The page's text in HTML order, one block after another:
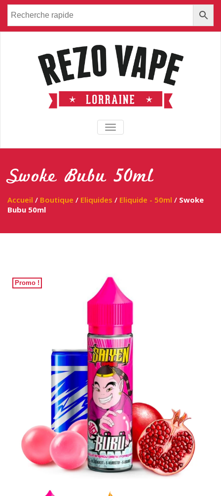
TOGGLE NAVIGATION
Swoke Bubu 50ml
Accueil / Boutique / Eliquides / Eliquide - 50ml / Swoke
Bubu 50ml
Promo !